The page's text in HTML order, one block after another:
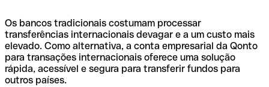
Os bancos tradicionais costumam processar
transferências internacionais devagar e a um custo mais
elevado. Como alternativa, a conta empresarial da Qonto
para transações internacionais oferece uma solução
rápida, acessível e segura para transferir fundos para
outros países.